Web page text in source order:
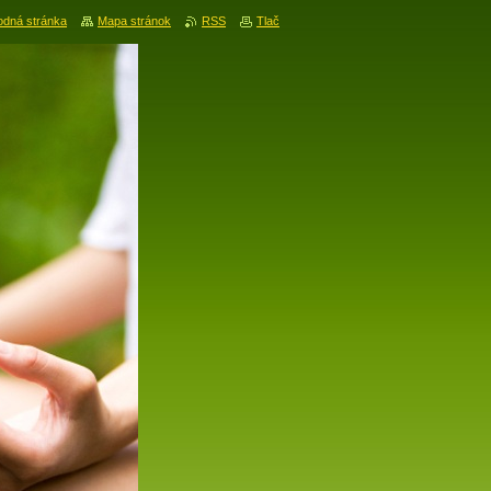
stránka Mapa stránok RSS Tlač